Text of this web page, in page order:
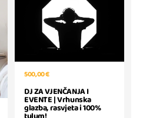
500,00 €
DJ ZA VJENČANJA I
EVENTE | Vrhunska
glazba, rasvjeta i 100%